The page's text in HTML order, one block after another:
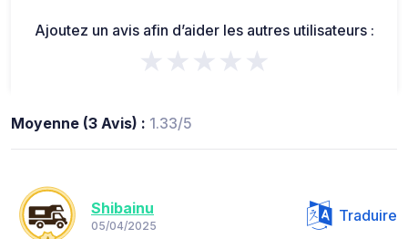
Ajoutez un avis afin d’aider les autres utilisateurs :
★★★★★
Moyenne (3 Avis) : 1.33/5
Shibainu
05/04/2025
Traduire